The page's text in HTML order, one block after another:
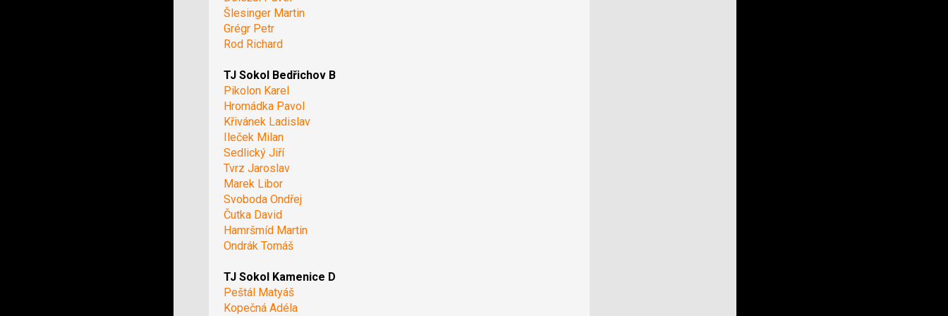
Šlesinger Martin
Grégr Petr
Rod Richard
TJ Sokol Bedřichov B
Pikolon Karel
Hromádka Pavol
Křivánek Ladislav
Ileček Milan
Sedlický Jiří
Tvrz Jaroslav
Marek Libor
Svoboda Ondřej
Čutka David
Hamršmíd Martin
Ondrák Tomáš
TJ Sokol Kamenice D
Peštál Matyáš
Kopečná Adéla